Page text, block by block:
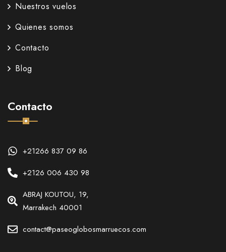
Nuestros vuelos
Quienes somos
Contacto
Blog
Contacto
+21266 837 09 86
+2126 006 430 98
ABRAJ KOUTOU, 19,
Marrakech 40001
contact@paseoglobosmarruecos.com